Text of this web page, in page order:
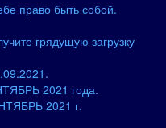
право быть собой.
грядущую загрузку
2021 года.
2021 г.